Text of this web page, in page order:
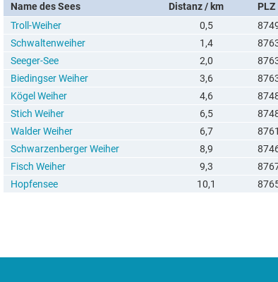
Name des Sees Distanz / km
PLZ
Troll-Weiher
0,5
Schwaltenweiher
1,4
Seeger-See
2,0
Biedingser Weiher
3,6
Kögel Weiher
4,6
Stich Weiher
6,5
Walder Weiher
6,7
Schwarzenberger Weiher
8,9
Fisch Weiher
9,3
Hopfensee
10,1